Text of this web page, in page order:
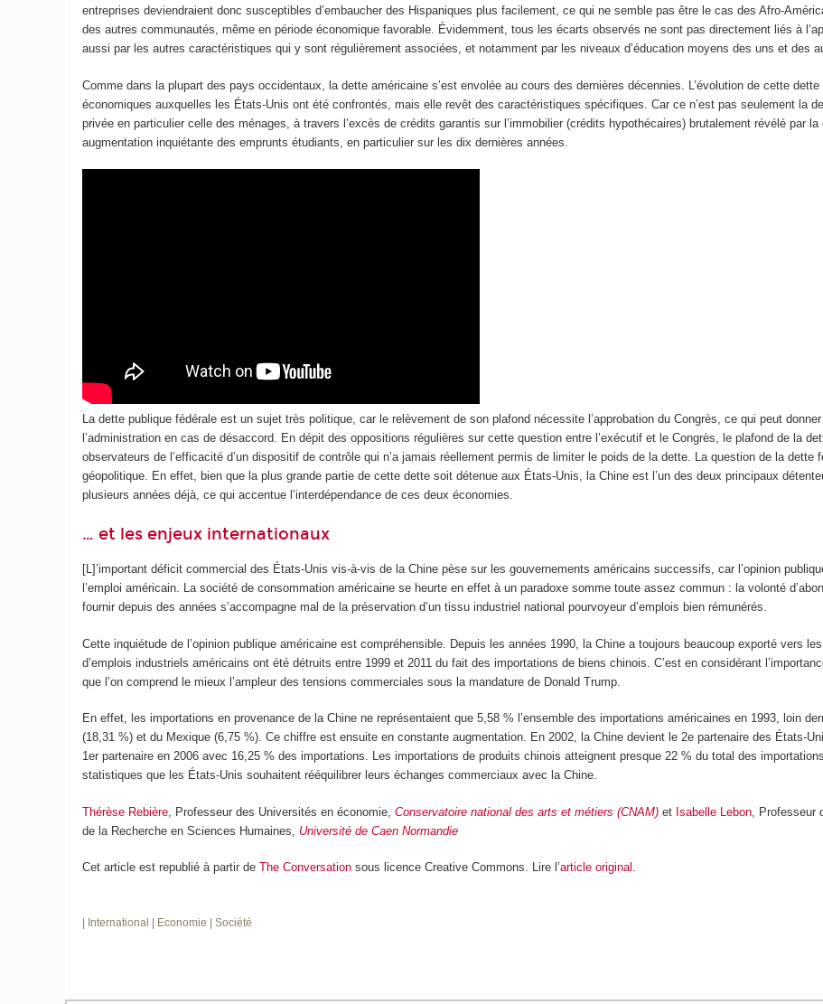
entreprises deviendraient donc susceptibles d’embaucher des Hispaniques plus facilement, ce qui ne semble pas être le cas des Afro-
des autres communautés, même en période économique favorable. Évidemment, tous les écarts observés ne sont pas directement liés à
aussi par les autres caractéristiques qui y sont régulièrement associées, et notamment par les niveaux d’éducation moyens des uns et des
Comme dans la plupart des pays occidentaux, la dette américaine s’est envolée au cours des dernières décennies. L’évolution de cette
économiques auxquelles les États-Unis ont été confrontés, mais elle revêt des caractéristiques spécifiques. Car ce n’est pas seulement la
privée en particulier celle des ménages, à travers l’excès de crédits garantis sur l’immobilier (crédits hypothécaires) brutalement révélé par
augmentation inquiétante des emprunts étudiants, en particulier sur les dix dernières années.
La dette publique fédérale est un sujet très politique, car le relèvement de son plafond nécessite l’approbation du Congrès, ce qui peut
l’administration en cas de désaccord. En dépit des oppositions régulières sur cette question entre l’exécutif et le Congrès, le plafond de la
observateurs de l’efficacité d’un dispositif de contrôle qui n’a jamais réellement permis de limiter le poids de la dette. La question de la dette
géopolitique. En effet, bien que la plus grande partie de cette dette soit détenue aux États-Unis, la Chine est l’un des deux principaux
plusieurs années déjà, ce qui accentue l’interdépendance de ces deux économies.
… et les enjeux internationaux
[L]’important déficit commercial des États-Unis vis-à‑vis de la Chine pèse sur les gouvernements américains successifs, car l’opinion
l’emploi américain. La société de consommation américaine se heurte en effet à un paradoxe somme toute assez commun : la volonté
fournir depuis des années s’accompagne mal de la préservation d’un tissu industriel national pourvoyeur d’emplois bien rémunérés.
Cette inquiétude de l’opinion publique américaine est compréhensible. Depuis les années 1990, la Chine a toujours beaucoup exporté vers
d’emplois industriels américains ont été détruits entre 1999 et 2011 du fait des importations de biens chinois. C’est en considérant
que l’on comprend le mieux l’ampleur des tensions commerciales sous la mandature de Donald Trump.
En effet, les importations en provenance de la Chine ne représentaient que 5,58 % l’ensemble des importations américaines en 1993, loin
(18,31 %) et du Mexique (6,75 %). Ce chiffre est ensuite en constante augmentation. En 2002, la Chine devient le 2e partenaire des États-
1er partenaire en 2006 avec 16,25 % des importations. Les importations de produits chinois atteignent presque 22 % du total des
statistiques que les États-Unis souhaitent rééquilibrer leurs échanges commerciaux avec la Chine.
Thérèse Rebière , Professeur des Universités en économie,Conservatoire national des arts et métiers (CNAM) et Isabelle Lebon ,
de la Recherche en Sciences Humaines, Université de Caen Normandie
Cet article est republié à partir deThe Conversation sous licence Creative Commons. Lire l’article original .
| International | Economie | Société